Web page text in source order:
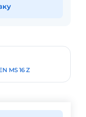
MS 16 Z